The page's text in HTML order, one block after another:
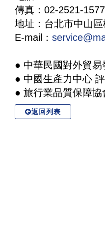
傳真：02-2521-1577
地址：台北市中山
E-mail：
● 中華民國對外貿
● 中國生產力中心
● 旅行業品質保障協
返回列表